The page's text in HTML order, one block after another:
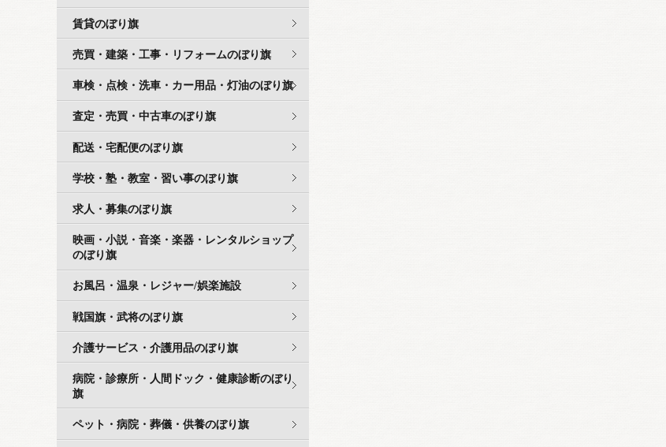
賃貸のぼり旗
売買・建築・工事・リフォームのぼり旗
車検・点検・洗車・カー用品・灯油のぼり旗
査定・売買・中古車のぼり旗
配送・宅配便のぼり旗
学校・塾・教室・習い事のぼり旗
求人・募集のぼり旗
映画・小説・音楽・楽器・レンタルショップ
のぼり旗
お風呂・温泉・レジャー/娯楽施設
戦国旗・武将のぼり旗
介護サービス・介護用品のぼり旗
病院・診療所・人間ドック・健康診断のぼり
旗
ペット・病院・葬儀・供養のぼり旗